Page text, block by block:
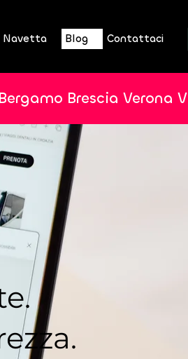
Navetta Blog Contattaci
Brescia